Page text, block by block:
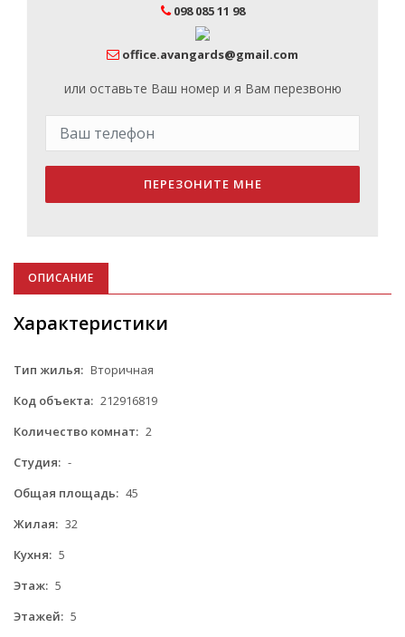
098 085 11 98
office.avangards@gmail.com
или оставьте Ваш номер и я Вам перезвоню
ПЕРЕЗОНИТЕ МНЕ
ОПИСАНИЕ
Характеристики
Тип жилья: Вторичная
Код объекта: 212916819
Количество комнат: 2
Студия: -
Общая площадь: 45
Жилая: 32
Кухня: 5
Этаж: 5
Этажей: 5